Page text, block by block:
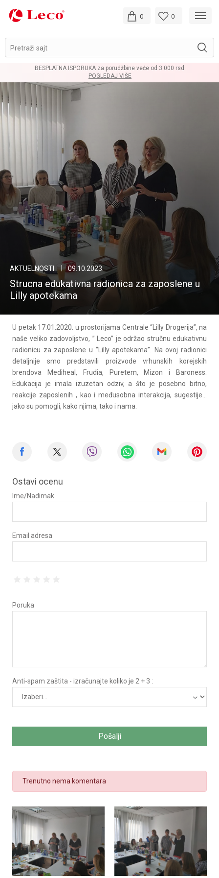
Pretraži sajt
0 0
LOYALTY PROGRAM
POGLEDAJ VIŠE
AKTUELNOSTI 09.10.2023.
Strucna edukativna radionica za zaposlene u
Lilly apotekama
U petak 17.01.2020. u prostorijama Centrale “Lilly Drogerija”, na
naše veliko zadovoljstvo, ” Leco” je održao stručnu edukativnu
radionicu za zaposlene u “Lilly apotekama”. Na ovoj radionici
detaljnije smo predstavili proizvode vrhunskih korejskih
brendova Mediheal, Frudia, Puretem, Mizon i Baroness.
Edukacija je imala izuzetan odziv, a što je posebno bitno,
reakcije zaposlenih , kao i međusobna interakcija, sugestije…
jako su pomogli, kako njima, tako i nama.
Ostavi ocenu
Ime/Nadimak
Email adresa
Poruka
Anti-spam zaštita - izračunajte koliko je 2 + 3 :
Pošalji
Trenutno nema komentara